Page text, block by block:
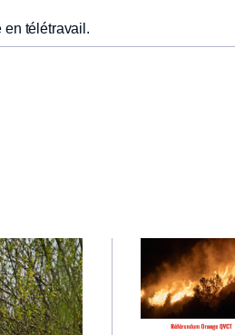
en télétravail.